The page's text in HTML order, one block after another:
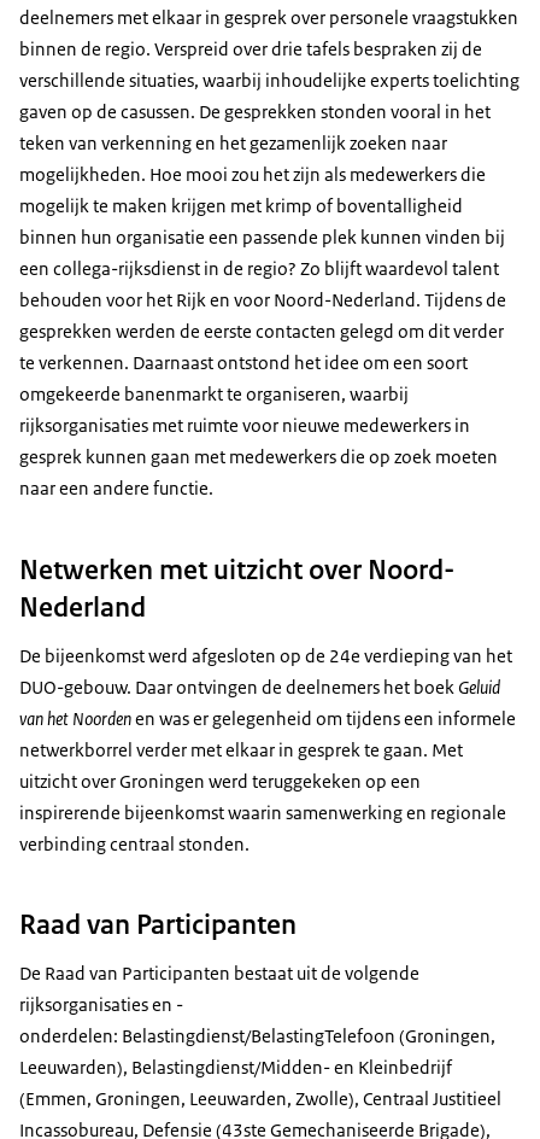
deelnemers met elkaar in gesprek over personele vraagstukken
binnen de regio. Verspreid over drie tafels bespraken zij de
verschillende situaties, waarbij inhoudelijke experts toelichting
gaven op de casussen. De gesprekken stonden vooral in het
teken van verkenning en het gezamenlijk zoeken naar
mogelijkheden. Hoe mooi zou het zijn als medewerkers die
mogelijk te maken krijgen met krimp of boventalligheid
binnen hun organisatie een passende plek kunnen vinden bij
een collega-rijksdienst in de regio? Zo blijft waardevol talent
behouden voor het Rijk en voor Noord-Nederland. Tijdens de
gesprekken werden de eerste contacten gelegd om dit verder
te verkennen. Daarnaast ontstond het idee om een soort
omgekeerde banenmarkt te organiseren, waarbij
rijksorganisaties met ruimte voor nieuwe medewerkers in
gesprek kunnen gaan met medewerkers die op zoek moeten
naar een andere functie.
Netwerken met uitzicht over Noord-
Nederland
De bijeenkomst werd afgesloten op de 24e verdieping van het
DUO-gebouw. Daar ontvingen de deelnemers het boek Geluid
van het Noordenen was er gelegenheid om tijdens een informele
netwerkborrel verder met elkaar in gesprek te gaan. Met
uitzicht over Groningen werd teruggekeken op een
inspirerende bijeenkomst waarin samenwerking en regionale
verbinding centraal stonden.
Raad van Participanten
De Raad van Participanten bestaat uit de volgende
rijksorganisaties en -
onderdelen: Belastingdienst/BelastingTelefoon (Groningen,
Leeuwarden), Belastingdienst/Midden- en Kleinbedrijf
(Emmen, Groningen, Leeuwarden, Zwolle), Centraal Justitieel
Incassobureau, Defensie (43ste Gemechaniseerde Brigade),